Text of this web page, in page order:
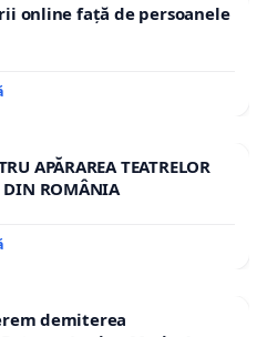
online față de persoanele
APĂRAREA TEATRELOR
DIN ROMÂNIA
demiterea